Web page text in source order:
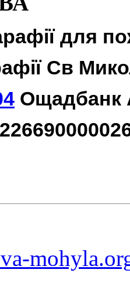
для
Св
Ощадбанк